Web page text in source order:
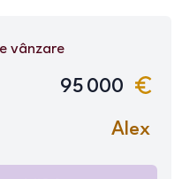
vânzare
95 000
Alex